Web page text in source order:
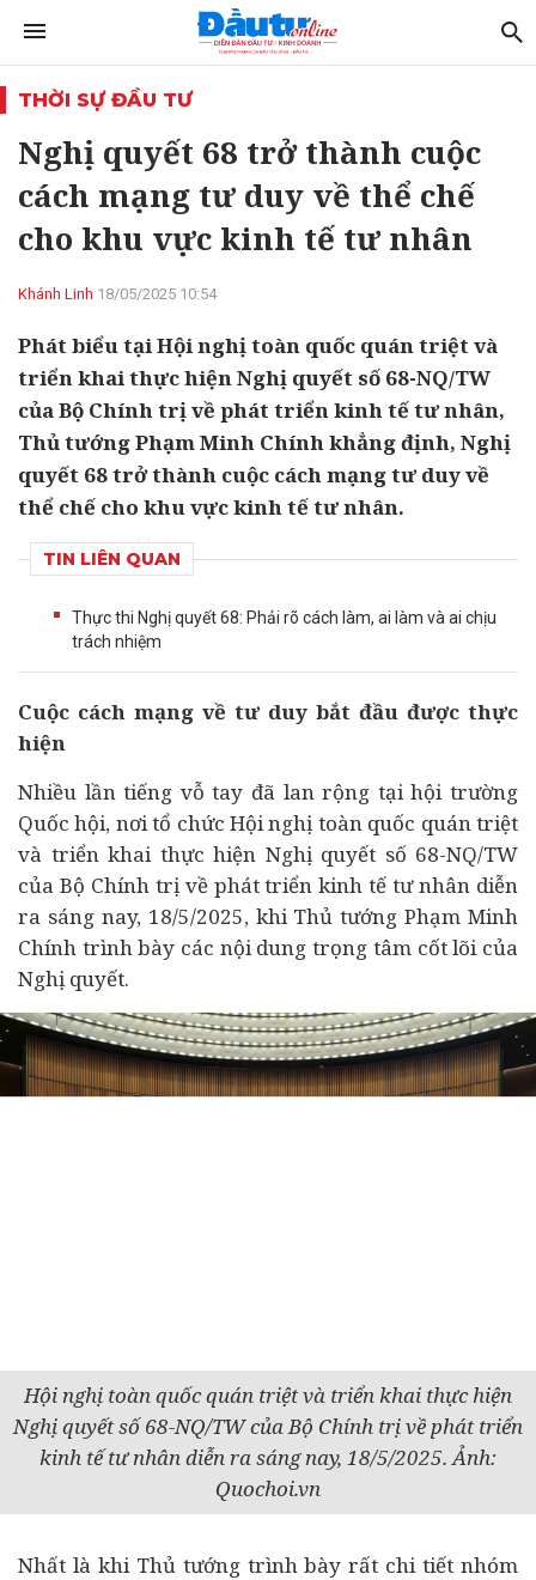
THỜI SỰ ĐẦU TƯ
Nghị quyết 68 trở thành cuộc
cách mạng tư duy về thể chế
cho khu vực kinh tế tư nhân
Khánh Linh 18/05/2025 10:54
Phát biểu tại Hội nghị toàn quốc quán triệt và
triển khai thực hiện Nghị quyết số 68-NQ/TW
của Bộ Chính trị về phát triển kinh tế tư nhân,
Thủ tướng Phạm Minh Chính khẳng định, Nghị
quyết 68 trở thành cuộc cách mạng tư duy về
thể chế cho khu vực kinh tế tư nhân.
TIN LIÊN QUAN
Thực thi Nghị quyết 68: Phải rõ cách làm, ai làm và ai chịu
trách nhiệm
Cuộc cách mạng về tư duy bắt đầu được thực
hiện
Nhiều lần tiếng vỗ tay đã lan rộng tại hội trường
Quốc hội, nơi tổ chức Hội nghị toàn quốc quán triệt
và triển khai thực hiện Nghị quyết số 68-NQ/TW
của Bộ Chính trị về phát triểnkinh tế tư nhân diễn
ra sáng nay, 18/5/2025, khi Thủ tướng Phạm Minh
Chính trình bày các nội dung trọng tâm cốt lõi của
Nghị quyết.
Hội nghị toàn quốc quán triệt và triển khai thực hiện
Nghị quyết số 68-NQ/TW của Bộ Chính trị về phát triển
kinh tế tư nhân diễn ra sáng nay, 18/5/2025. Ảnh:
Quochoi.vn
Nhất là khi Thủ tướng trình bày rất chi tiết nhóm